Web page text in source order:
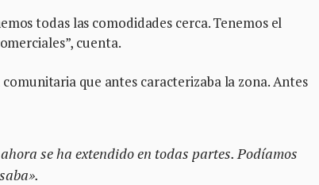
todas las comodidades cerca. Tenemos el
cuenta.
que antes caracterizaba la zona. Antes
se ha extendido en todas partes. Podíamos